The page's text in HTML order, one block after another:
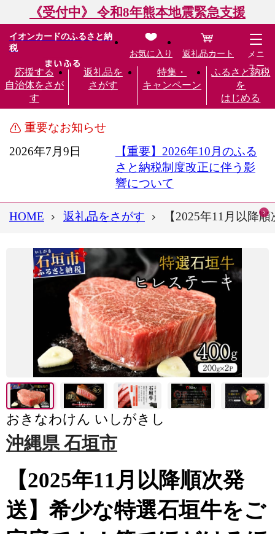
《受付中》 令和8年熊本地震緊急支援
イオンカードのふるさと納
税
応援する
自治体をさが
す
返礼品を
さがす
特集・
キャンペーン
ふるさと納税
を
はじめる
お気に入り 返礼品カート
メニ
ュー
重要なお知らせ
2026年7月9日
【重要】2026年10月のふる
さと納税制度改正に伴う影
響について
HOME 返礼品をさがす 【2025年11月以降
おきなわけん いしがきし
沖縄県 石垣市
【2025年11月以降順次発
送】希少な特選石垣牛をご